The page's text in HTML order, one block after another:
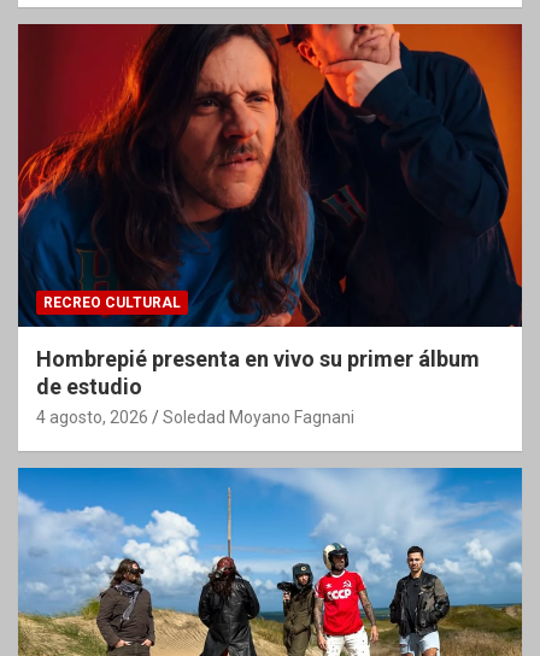
RECREO CULTURAL
Hombrepié presenta en vivo su primer álbum
de estudio
4 agosto, 2026 Soledad Moyano Fagnani